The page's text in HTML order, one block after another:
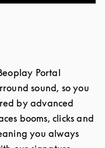
Portal
sound, so you
by advanced
booms, clicks and
you always